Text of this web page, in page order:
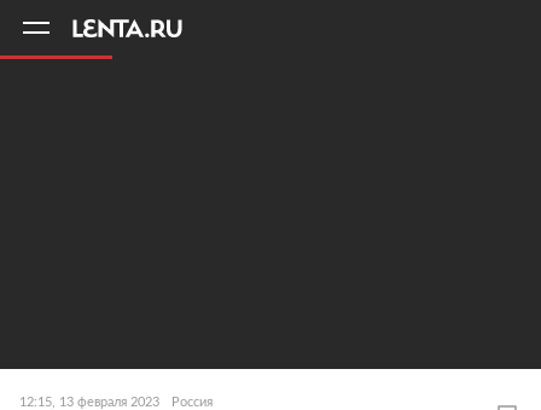
12:15, 13 февраля 2023 Россия